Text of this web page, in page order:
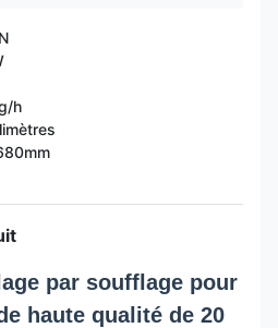
h
par soufflage pour
haute qualité de 20